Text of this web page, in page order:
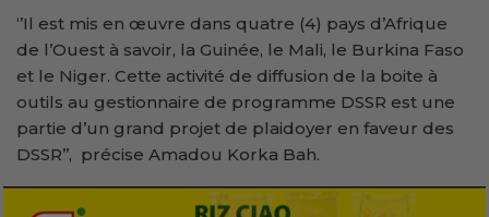
‘’Il est mis en œuvre dans quatre (4) pays d’Afrique
de l’Ouest à savoir, la Guinée, le Mali, le Burkina Faso
et le Niger. Cette activité de diffusion de la boite à
outils au gestionnaire de programme DSSR est une
partie d’un grand projet de plaidoyer en faveur des
DSSR’’, précise Amadou Korka Bah.